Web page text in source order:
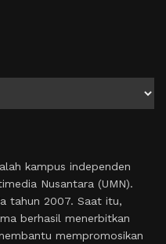
kampus independen
Nusantara (UMN).
tahun 2007. Saat itu,
berhasil menerbitkan
mempromosikan